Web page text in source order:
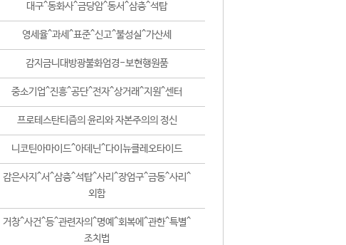
대구^동화사^금당암^동서^삼층^석탑
영세율^과세^표준^신고^불성실^가산세
감지금니대방광불화엄경-보현행원품
중소기업^진흥^공단^전자^상거래^지원^센터
프로테스탄티즘의 윤리와 자본주의의 정신
니코틴아마이드^아데닌^다이뉴클레오타이드
감은사지^서^삼층^석탑^사리^장엄구^금동^사리^
외함
거창^사건^등^관련자의^명예^회복에^관한^특별^
조치법